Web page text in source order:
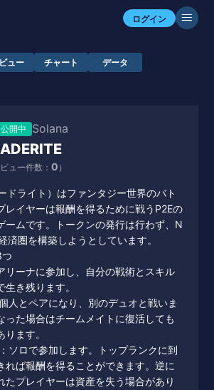
ログイン
ュー チャート
データ
公開中 Solana
ビュー件数： 0 ）
ドライト）はファンタジー世界のバト
レイヤーは報酬を得るために戦うP2Eの
ームです。トークンの発行は行わず、N
済圏を構築しようとしています。
リーナに参加し、自分の戦術とスキル
き残ります。
人とペアになり、別のデュオと戦いま
った場合はチームメイトに復活しても
ます。
ソロで参加します。トップランクに到
れば報酬を得ることができます。逆に
たプレイヤーは資産を失う場合があり